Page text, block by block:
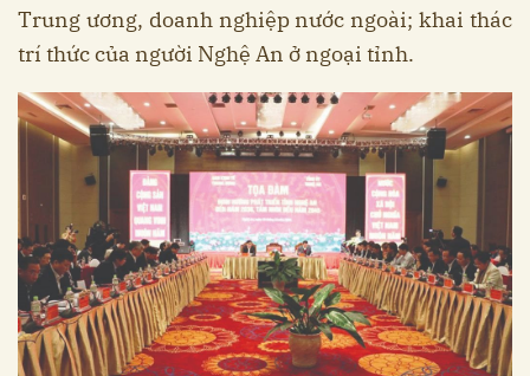
Trung ương, doanh nghiệp nước ngoài; khai thác
trí thức của người Nghệ An ở ngoại tỉnh.